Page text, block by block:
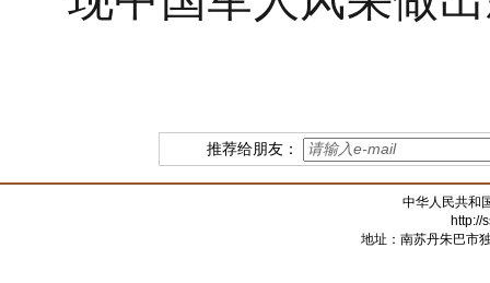
推荐给朋友：
中华人民共和
http://
地址：南苏丹朱巴市